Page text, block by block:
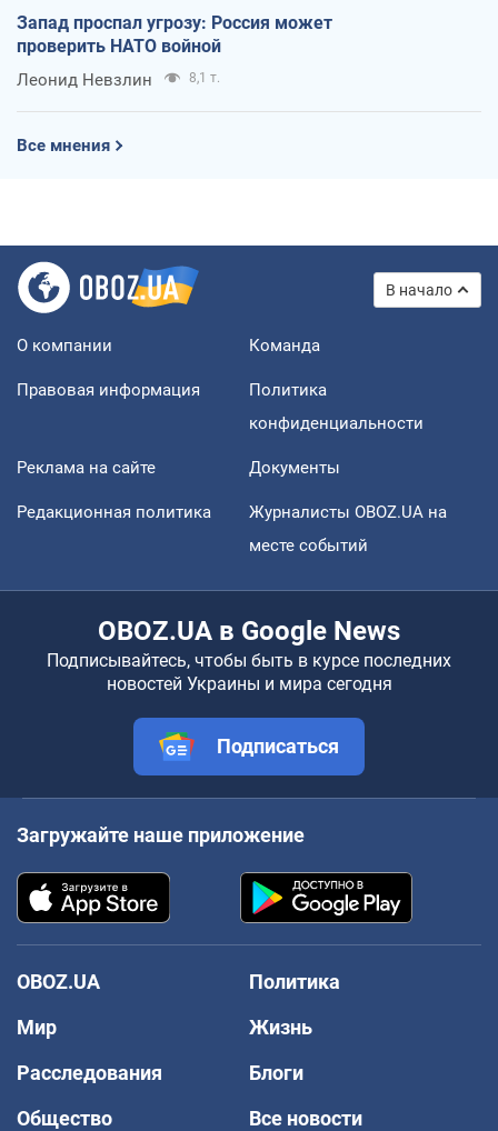
Запад проспал угрозу: Россия может
проверить НАТО войной
Леонид Невзлин 8,1 т.
Все мнения
В начало
О компании Команда
Правовая информация
Политика
конфиденциальности
Реклама на сайте Документы
Редакционная политика
Журналисты OBOZ.UA на
месте событий
OBOZ.UA в Google News
Подписывайтесь, чтобы быть в курсе последних
новостей Украины и мира сегодня
Подписаться
Загружайте наше приложение
OBOZ.UA
Политика
Мир
Жизнь
Расследования
Блоги
Общество
Все новости